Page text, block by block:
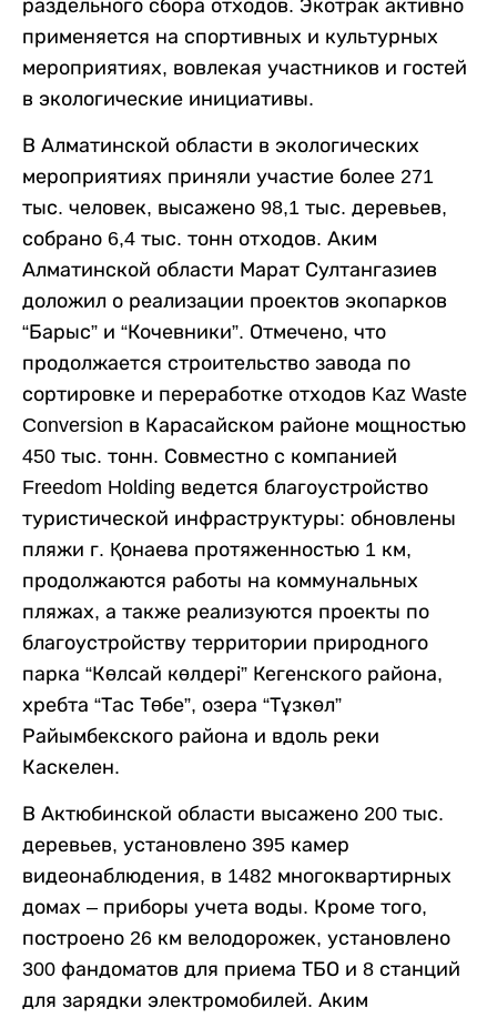
раздельного сбора отходов. Экотрак активно
применяется на спортивных и культурных
мероприятиях, вовлекая участников и гостей
в экологические инициативы.
В Алматинской области в экологических
мероприятиях приняли участие более 271
тыс. человек, высажено 98,1 тыс. деревьев,
собрано 6,4 тыс. тонн отходов. Аким
Алматинской области Марат Султангазиев
доложил о реализации проектов экопарков
“Барыс” и “Кочевники”. Отмечено, что
продолжается строительство завода по
сортировке и переработке отходов Kaz Waste
Conversion в Карасайском районе мощностью
450 тыс. тонн. Совместно с компанией
Freedom Holding ведется благоустройство
туристической инфраструктуры: обновлены
пляжи г. Қонаева протяженностью 1 км,
продолжаются работы на коммунальных
пляжах, а также реализуются проекты по
благоустройству территории природного
парка “Көлсай көлдері” Кегенского района,
хребта “Тас Төбе”, озера “Тұзкөл”
Райымбекского района и вдоль реки
Каскелен.
В Актюбинской области высажено 200 тыс.
деревьев, установлено 395 камер
видеонаблюдения, в 1482 многоквартирных
домах – приборы учета воды. Кроме того,
построено 26 км велодорожек, установлено
300 фандоматов для приема ТБО и 8 станций
для зарядки электромобилей. Аким